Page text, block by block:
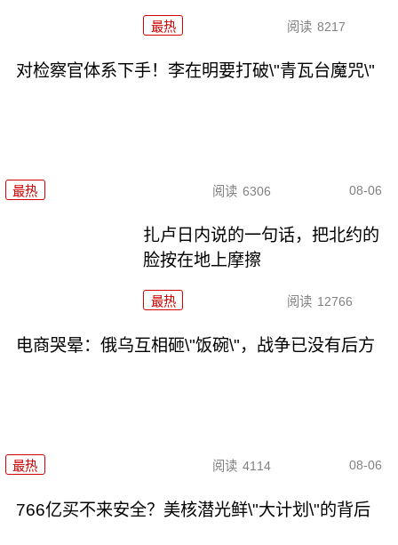
最热 阅读 8217
对检察官体系下手！李在明要打破\"青瓦台魔咒\"
最热 阅读 6306 08-06
扎卢日内说的一句话，把北约的
脸按在地上摩擦
最热 阅读 12766
电商哭晕：俄乌互相砸\"饭碗\"，战争已没有后方
最热 阅读 4114 08-06
766亿买不来安全？美核潜光鲜\"大计划\"的背后